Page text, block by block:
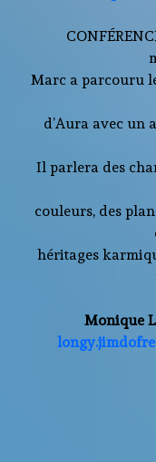
Marc a parcouru
d’Aura avec un
Il parlera des
couleurs, des
héritages
Monique